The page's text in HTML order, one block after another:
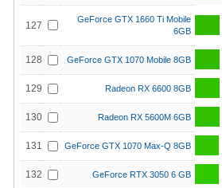
127
GeForce GTX 1660 Ti Mobile
6GB
128 GeForce GTX 1070 Mobile 8GB
129 Radeon RX 6600 8GB
130 Radeon RX 5600M 6GB
131 GeForce GTX 1070 Max-Q 8GB
132 GeForce RTX 3050 6 GB